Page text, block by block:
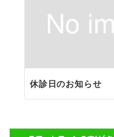
休診日のお知らせ